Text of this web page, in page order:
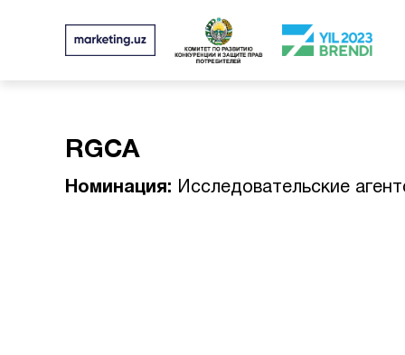
RGCA
Номинация: Исследовательские